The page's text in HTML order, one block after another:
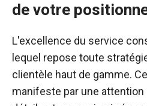
de votre
L'excellence du service
lequel repose toute
clientèle haut de gamme.
manifeste par une